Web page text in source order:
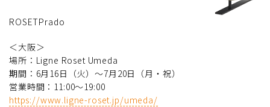
ROSETPrado
＜大阪＞
場所：Ligne Roset Umeda
期間：6月16日（火）～7月20日（月・祝）
営業時間：11:00～19:00
https://www.ligne-roset.jp/umeda/